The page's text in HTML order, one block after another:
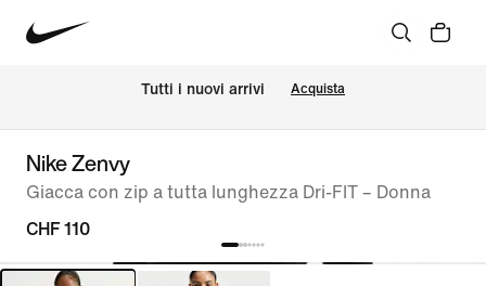
Tutti i nuovi arrivi Acquista
Nike Zenvy
Giacca con zip a tutta lunghezza Dri-FIT – Donna
CHF 110